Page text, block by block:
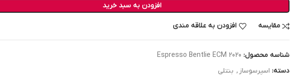
افزودن به سبد خرید
مقایسه افزودن به علاقه مندی
شناسه محصول: Espresso Bentlie ECM 2020
دسته: اسپرسوساز , بنتلی